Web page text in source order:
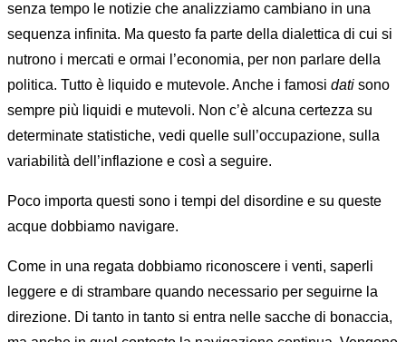
senza tempo le notizie che analizziamo cambiano in una
sequenza infinita. Ma questo fa parte della dialettica di cui si
nutrono i mercati e ormai l’economia, per non parlare della
politica. Tutto è liquido e mutevole. Anche i famosi dati sono
sempre più liquidi e mutevoli. Non c’è alcuna certezza su
determinate statistiche, vedi quelle sull’occupazione, sulla
variabilità dell’inflazione e così a seguire.
Poco importa questi sono i tempi del disordine e su queste
acque dobbiamo navigare.
Come in una regata dobbiamo riconoscere i venti, saperli
leggere e di strambare quando necessario per seguirne la
direzione. Di tanto in tanto si entra nelle sacche di bonaccia,